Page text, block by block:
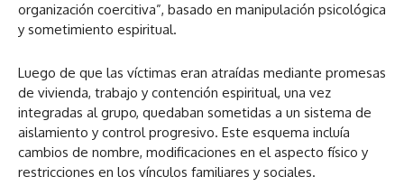
organización coercitiva”, basado en manipulación psicológica
y sometimiento espiritual.
Luego de que las víctimas eran atraídas mediante promesas
de vivienda, trabajo y contención espiritual, una vez
integradas al grupo, quedaban sometidas a un sistema de
aislamiento y control progresivo. Este esquema incluía
cambios de nombre, modificaciones en el aspecto físico y
restricciones en los vínculos familiares y sociales.